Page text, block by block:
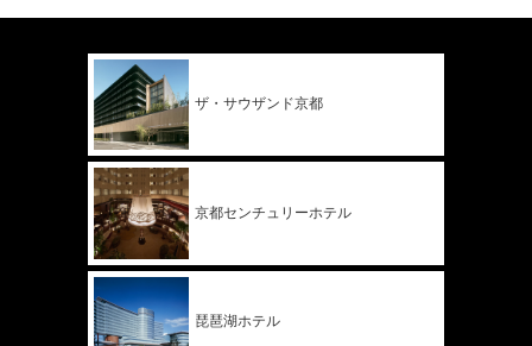
ザ・サウザンド京都
京都センチュリーホテル
琵琶湖ホテル